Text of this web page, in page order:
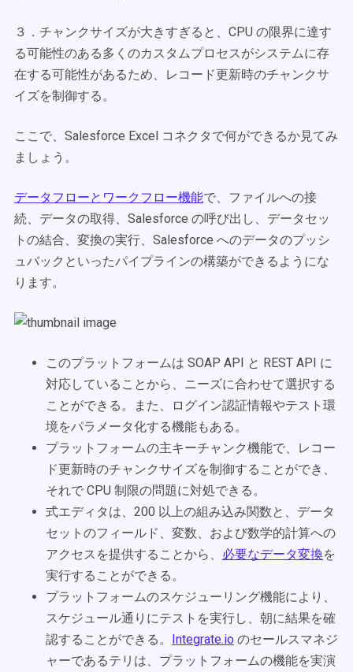
３．チャンクサイズが大きすぎると、CPU の限界に達す
る可能性のある多くのカスタムプロセスがシステムに存
在する可能性があるため、レコード更新時のチャンクサ
イズを制御する。
ここで、Salesforce Excel コネクタで何ができるか見てみ
ましょう。
データフローとワークフロー機能で、ファイルへの接
続、データの取得、Salesforce の呼び出し、データセッ
トの結合、変換の実行、Salesforce へのデータのプッシ
ュバックといったパイプラインの構築ができるようにな
ります。
このプラットフォームは SOAP API と REST API に
対応していることから、ニーズに合わせて選択する
ことができる。また、ログイン認証情報やテスト環
境をパラメータ化する機能もある。
プラットフォームの主キーチャンク機能で、レコー
ド更新時のチャンクサイズを制御することができ、
それで CPU 制限の問題に対処できる。
式エディタは、200 以上の組み込み関数と、データ
セットのフィールド、変数、および数学的計算への
アクセスを提供することから、 必要なデータ変換を
実行することができる。
プラットフォームのスケジューリング機能により、
スケジュール通りにテストを実行し、朝に結果を確
認することができる。 Integrate.io のセールスマネジ
ャーであるテリは、プラットフォームの機能を実演